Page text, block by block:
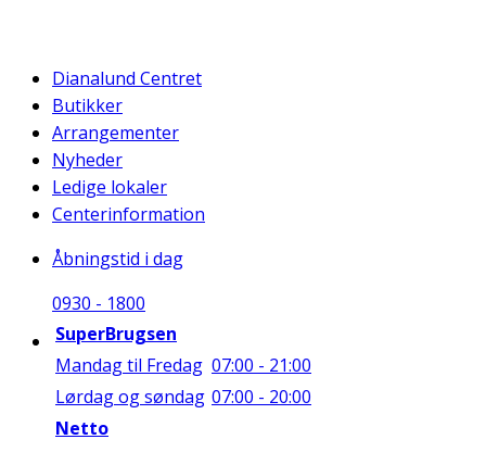
Dianalund Centret
Butikker
Arrangementer
Nyheder
Ledige lokaler
Centerinformation
Åbningstid i dag
0930 - 1800
SuperBrugsen
Mandag til Fredag 07:00 - 21:00
Lørdag og søndag 07:00 - 20:00
Netto